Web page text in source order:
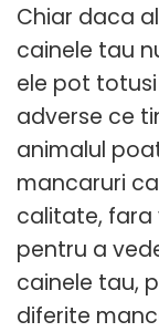
Chiar daca
cainele tau
ele pot
adverse ce
animalul
mancaruri
calitate, fara
pentru a
cainele tau,
diferite